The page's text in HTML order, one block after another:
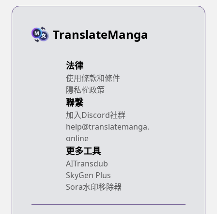
TranslateManga
法律
使用條款和條件
隱私權政策
聯繫
加入Discord社群
help@translatemanga.
online
更多工具
AITransdub
SkyGen Plus
Sora水印移除器